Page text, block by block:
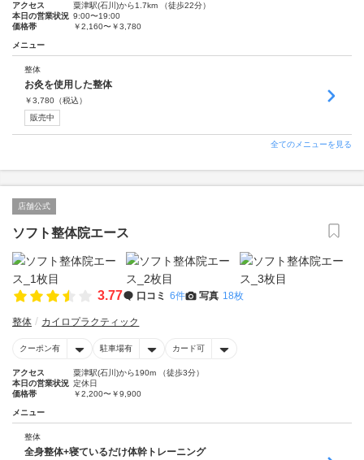
アクセス
粟津駅(石川)から1.7km （徒歩22分）
本日の営業状況 9:00〜19:00
価格帯
￥2,160〜￥3,780
メニュー
整体
お灸を使用した整体
￥3,780 （税込）
販売中
全てのメニューを見る
店舗公式
ソフト整体院エース
3.77 口コミ 6件 写真 18枚
整体 カイロプラクティック
クーポン有 駐車場有 カード可
アクセス
粟津駅(石川)から190m （徒歩3分）
本日の営業状況 定休日
価格帯
￥2,200〜￥9,900
メニュー
整体
全身整体+寝ているだけ体幹トレーニング